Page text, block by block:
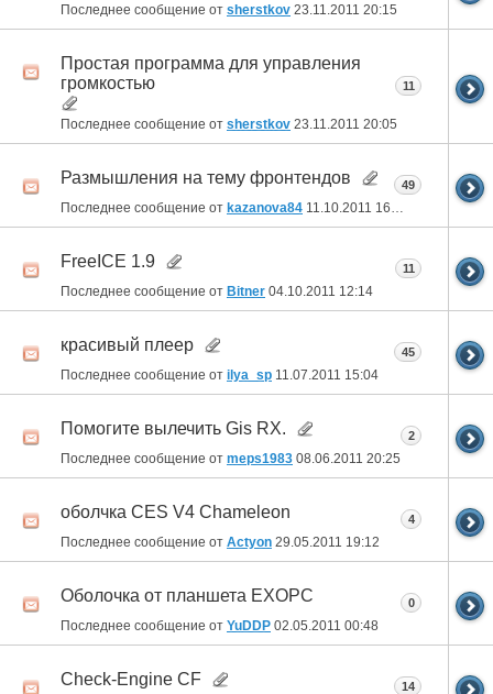
Последнее сообщение от sherstkov 23.11.2011 20:15
Простая программа для управления
громкостью
Последнее сообщение от sherstkov 23.11.2011 20:05
11
Размышления на тему фронтендов
Последнее сообщение от kazanova84 11.10.2011 16:52
49
FreeICE 1.9
Последнее сообщение от Bitner 04.10.2011 12:14
11
красивый плеер
Последнее сообщение от ilya_sp 11.07.2011 15:04
45
Помогите вылечить Gis RX.
Последнее сообщение от meps1983 08.06.2011 20:25
2
оболчка CES V4 Chameleon
Последнее сообщение от Actyon 29.05.2011 19:12
4
Оболочка от планшета EXOPC
Последнее сообщение от YuDDP 02.05.2011 00:48
0
Check-Engine CF 14